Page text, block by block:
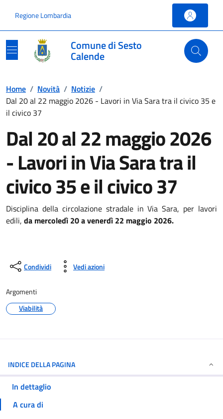
Regione Lombardia
Comune di Sesto
Calende
Home / Novità / Notizie /
Dal 20 al 22 maggio 2026 - Lavori in Via Sara tra il civico 35 e
il civico 37
Dal 20 al 22 maggio 2026
- Lavori in Via Sara tra il
civico 35 e il civico 37
Disciplina della circolazione stradale in Via Sara, per lavori
edili, da mercoledì 20 a venerdì 22 maggio 2026.
Condividi Vedi azioni
Argomenti
Viabilità
INDICE DELLA PAGINA
In dettaglio
A cura di